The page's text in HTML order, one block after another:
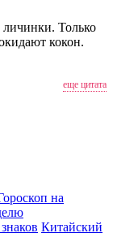
Только
кокон.
еще цитата
на
Китайский